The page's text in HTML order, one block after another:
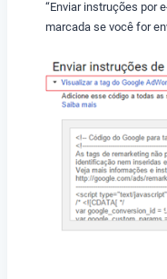
“Enviar instruções por
marcada se você for